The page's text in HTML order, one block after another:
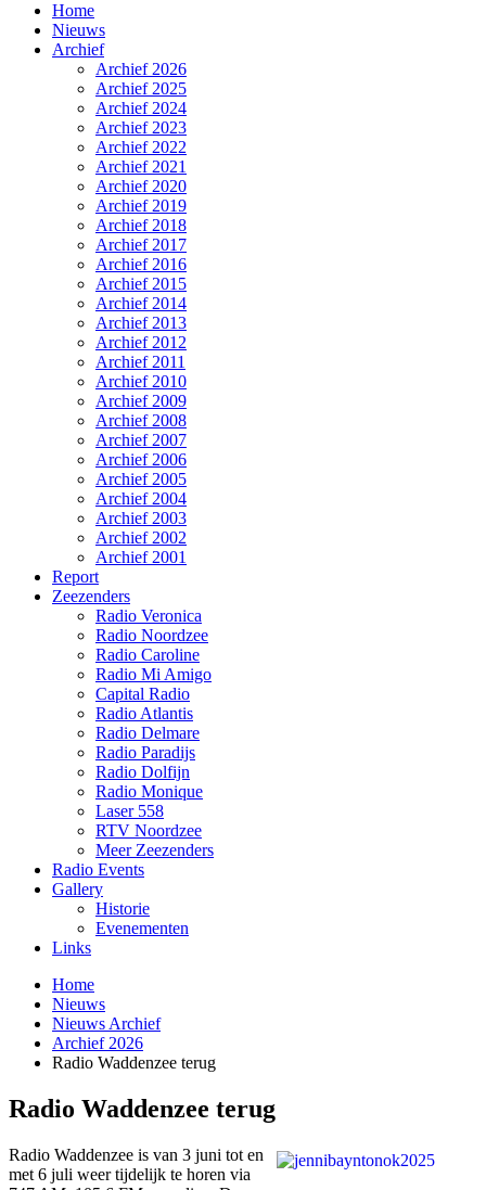
Home
Nieuws
Archief
Archief 2026
Archief 2025
Archief 2024
Archief 2023
Archief 2022
Archief 2021
Archief 2020
Archief 2019
Archief 2018
Archief 2017
Archief 2016
Archief 2015
Archief 2014
Archief 2013
Archief 2012
Archief 2011
Archief 2010
Archief 2009
Archief 2008
Archief 2007
Archief 2006
Archief 2005
Archief 2004
Archief 2003
Archief 2002
Archief 2001
Report
Zeezenders
Radio Veronica
Radio Noordzee
Radio Caroline
Radio Mi Amigo
Capital Radio
Radio Atlantis
Radio Delmare
Radio Paradijs
Radio Dolfijn
Radio Monique
Laser 558
RTV Noordzee
Meer Zeezenders
Radio Events
Gallery
Historie
Evenementen
Links
Home
Nieuws
Nieuws Archief
Archief 2026
Radio Waddenzee terug
Radio Waddenzee terug
Radio Waddenzee is van 3 juni tot en
met 6 juli weer tijdelijk te horen via